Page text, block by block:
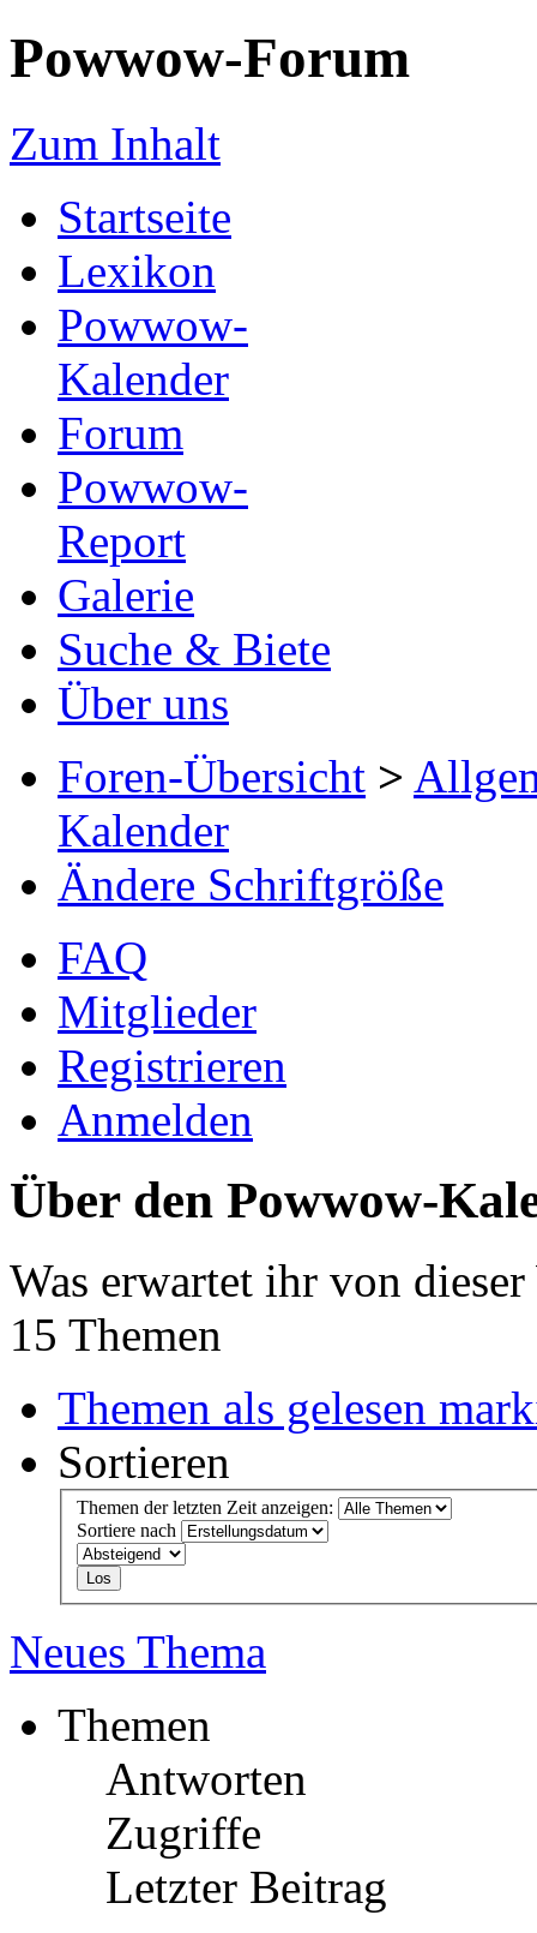
Powwow-Forum
Zum Inhalt
Startseite
Lexikon
Powwow-
Kalender
Forum
Powwow-
Report
Galerie
Suche & Biete
Über uns
Foren-Übersicht >
Kalender
Ändere Schriftgröße
FAQ
Mitglieder
Registrieren
Anmelden
Über den Powwow-
Was erwartet ihr von
15 Themen
Themen als gelesen
Sortieren
Themen der letzten Zeit anzeigen:
Sortiere nach
Neues Thema
Themen
Antworten
Zugriffe
Letzter Beitrag